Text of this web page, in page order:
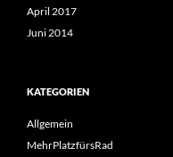
April 2017
Juni 2014
KATEGORIEN
Allgemein
MehrPlatzfürsRad